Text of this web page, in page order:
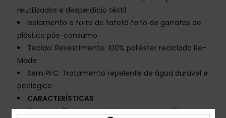
reutilizados e desperdício têxtil
Isolamento e forro de tafetá feito de garrafas de
plástico pós-consumo
Tecido: Revestimento: 100% poliéster reciclado Re-
Made
Sem PFC: Tratamento repelente de água durável e
ecológico
CARACTERÍSTICAS
Costuras: Fitas nas costuras em zonas críticas